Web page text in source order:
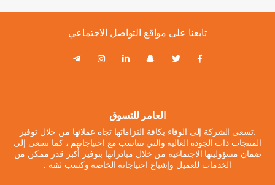
تابعنا على مواقع التواصل الاجتماعي
العامر للتسوق
.تسعى الشركة إلى الوفاء بكافة التزاماتها تجاه عملائها من خلال توفير
المنتجات ذات الجودة العالية والتي تتناسب مع احتياجاتهم ، كما تسعى إلى
ضمان مسؤوليتها الاجتماعية من خلال مبادراتها بتوفير أكبر قدر ممكن من
الخدمات للعميل وإشباع احتياجاته الخاصة وكسب ثقته .